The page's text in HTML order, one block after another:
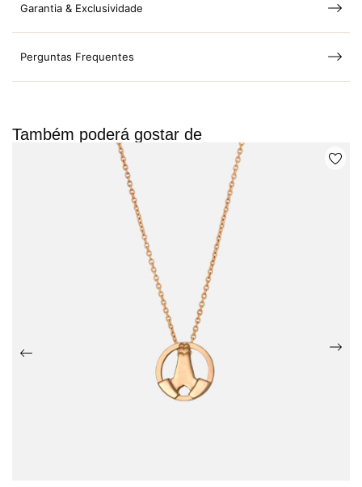
Garantia & Exclusividade
Perguntas Frequentes
Também poderá gostar de